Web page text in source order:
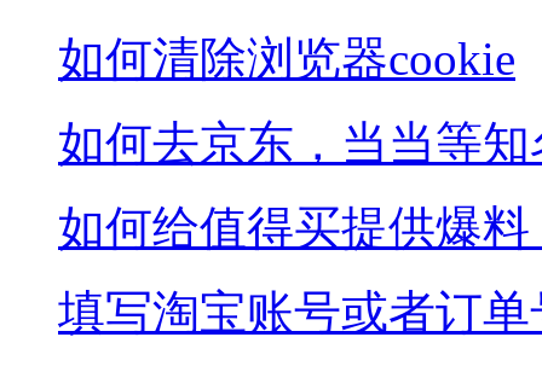
如何清除浏览器cookie
如何去京东，当当等
如何给值得买提供爆料
填写淘宝账号或者订